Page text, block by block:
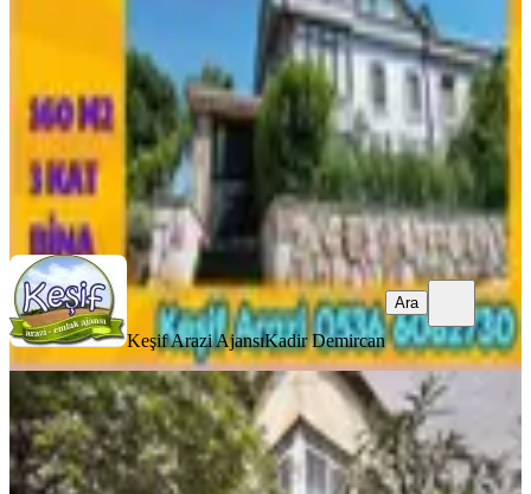
29.07.2026
12.000.000 ₺
Keşif Arazi AjansıKadir Demircan
Ara
Keşif Arazi AjansıKadir Demircan
Ara
BALKONLU
Bayraklı'da Müstakil 2 Katlı Tarihi
Satılık Köşk
İzmir, Bayraklı